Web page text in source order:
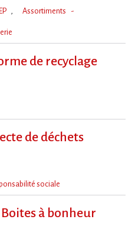
Assortiments -
de recyclage
de déchets
sociale
à bonheur